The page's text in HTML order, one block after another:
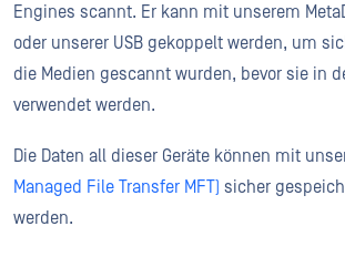
Engines scannt. Er kann mit unserem
oder unserer USB gekoppelt werden, um
die Medien gescannt wurden, bevor sie in
verwendet werden.
Die Daten all dieser Geräte können mit
Managed File Transfer MFT) sicher
werden.